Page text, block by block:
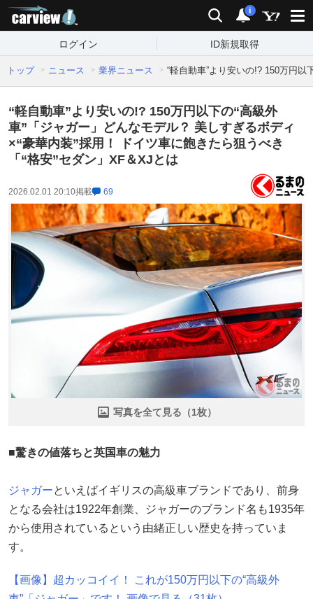
検索 通知
i
ログイン ID新規取得
トップ ニュース 業界ニュース “軽自動車”より安いの!? 150万円
“軽自動車”より安いの!? 150万円以下の“高級外
車”「ジャガー」どんなモデル？ 美しすぎるボディ
×“豪華内装”採用！ ドイツ車に飽きたら狙うべき
「“格安”セダン」XF＆XJとは
2026.02.01 20:10掲載 69
写真を全て見る（1枚）
■驚きの値落ちと英国車の魅力
ジャガーといえばイギリスの高級車ブランドであり、前身
となる会社は1922年創業、ジャガーのブランド名も1935年
から使用されているという由緒正しい歴史を持っていま
す。
【画像】超カッコイイ！ これが150万円以下の“高級外